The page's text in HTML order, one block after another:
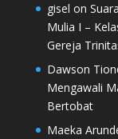
gisel on
Mulia I –
Gereja
Dawson
Mengawali
Bertobat
Maeka